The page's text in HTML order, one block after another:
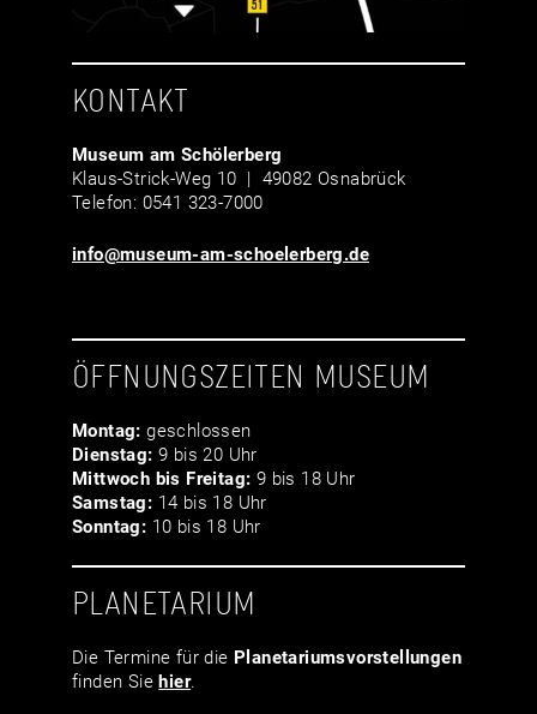
KONTAKT
Museum am Schölerberg
Klaus-Strick-Weg 10 | 49082 Osnabrück
Telefon: 0541 323-7000
info@museum-am-schoelerberg.de
ÖFFNUNGSZEITEN MUSEUM
Montag: geschlossen
Dienstag: 9 bis 20 Uhr
Mittwoch bis Freitag: 9 bis 18 Uhr
Samstag: 14 bis 18 Uhr
Sonntag: 10 bis 18 Uhr
PLANETARIUM
Die Termine für die Planetariumsvor­stellungen
finden Siehier.